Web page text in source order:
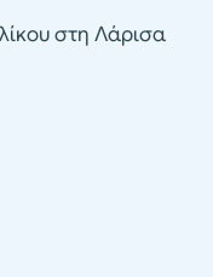
στη Λάρισα